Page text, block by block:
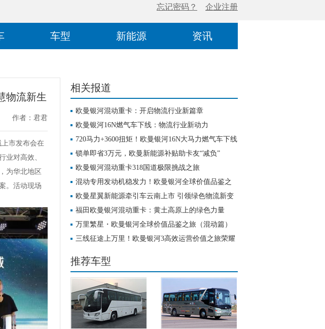
车型 新能源 资讯
物流新生
作者：君君
市发布会在
业对高效、
为华北地区
。活动现场
相关报道
欧曼银河混动重卡：开启物流行业新篇章
欧曼银河16N燃气车下线：物流行业新动力
720马力+3600扭矩！欧曼银河16N大马力燃气车下线
重塑物流运输新格局
锁单即省3万元，欧曼新能源补贴助卡友“减负”
欧曼银河混动重卡318国道极限挑战之旅
混动专用发动机稳发力！欧曼银河全球价值品鉴之
旅（混动篇）征服72道拐高难路段
欧曼星翼新能源牵引车云南上市 引领绿色物流新变
革福田欧曼银河混动重卡：黄土高原上的绿色力量
万里繁星・欧曼银河全球价值品鉴之旅（混动篇）
荣耀启航 欧曼混动重卡战队正式出征
三线征途上万里！欧曼银河3高效运营价值之旅荣耀
推荐车型